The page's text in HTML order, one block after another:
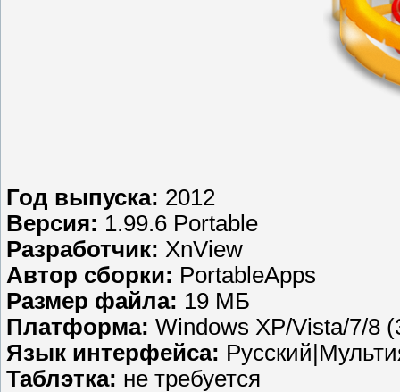
Год выпуска: 2012
Версия: 1.99.6 Portable
Разработчик: XnView
Автор сборки: PortableApps
Размер файла: 19 МБ
Платформа: Windows XP/Vista/7/8
Язык интерфейса:
Таблэтка: не требуется